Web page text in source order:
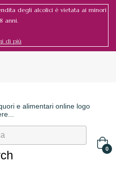
degli alcolici è vietata ai minori
anni.
di più
0